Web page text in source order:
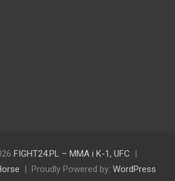
FIGHT24.PL – MMA i K-1, UFC
Proudly Powered by: WordPress